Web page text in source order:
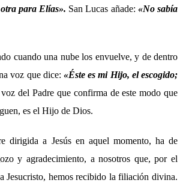
para Elías». San Lucas añade: «No sabía
cuando una nube los envuelve, y de dentro
voz que dice: «Éste es mi Hijo, el escogido;
del Padre que confirma de este modo que
es el Hijo de Dios.
dirigida a Jesús en aquel momento, ha de
y agradecimiento, a nosotros que, por el
Jesucristo, hemos recibido la filiación divina.